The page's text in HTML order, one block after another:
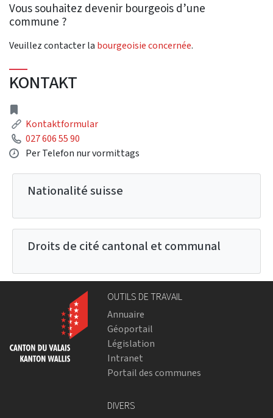
Vous souhaitez devenir bourgeois d’une
commune ?
Veuillez contacter la bourgeoisie concernée.
KONTAKT
Link
Kontaktformular
Phone
027 606 55 90
Opening hours
Per Telefon nur vormittags
Nationalité suisse
Droits de cité cantonal et communal
OUTILS DE TRAVAIL
Annuaire
Géoportail
Législation
Intranet
Portail des communes
DIVERS